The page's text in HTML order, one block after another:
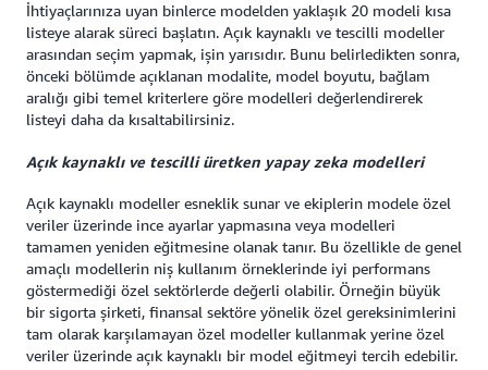
İhtiyaçlarınıza uyan binlerce modelden yaklaşık 20 modeli kısa
listeye alarak süreci başlatın. Açık kaynaklı ve tescilli modeller
arasından seçim yapmak, işin yarısıdır. Bunu belirledikten sonra,
önceki bölümde açıklanan modalite, model boyutu, bağlam
aralığı gibi temel kriterlere göre modelleri değerlendirerek
listeyi daha da kısaltabilirsiniz.
Açık kaynaklı ve tescilli üretken yapay zeka modelleri
Açık kaynaklı modeller esneklik sunar ve ekiplerin modele özel
veriler üzerinde ince ayarlar yapmasına veya modelleri
tamamen yeniden eğitmesine olanak tanır. Bu özellikle de genel
amaçlı modellerin niş kullanım örneklerinde iyi performans
göstermediği özel sektörlerde değerli olabilir. Örneğin büyük
bir sigorta şirketi, finansal sektöre yönelik özel gereksinimlerini
tam olarak karşılamayan özel modeller kullanmak yerine özel
veriler üzerinde açık kaynaklı bir model eğitmeyi tercih edebilir.